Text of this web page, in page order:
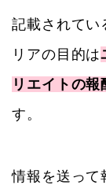
記載されてい
リアの目的は
リエイトの
す。
情報を送って